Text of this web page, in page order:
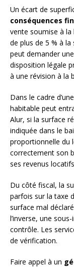
Un écart de
conséquences
vente soumise à la
de plus de 5 % à la
peut demander
disposition légale
à une révision à la
Dans le cadre
habitable peut
Alur, si la surface
indiquée dans le
proportionnelle du
correctement son
ses revenus
Du côté fiscal, la
parfois sur la taxe
surface mal
l’inverse, une
contrôle. Les
de vérification.
Faire appel à un